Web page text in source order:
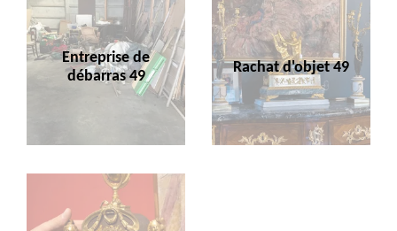
Entreprise de
débarras 49
Rachat d'objet 49